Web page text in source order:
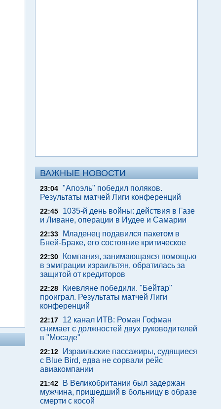
ВАЖНЫЕ НОВОСТИ
23:04 "Апоэль" победил поляков.
Результаты матчей Лиги конференций
22:45
1035-й день войны: действия в Газе
и Ливане, операции в Иудее и Самарии
22:33
Младенец подавился пакетом в
Бней-Браке, его состояние критическое
22:30
Компания, занимающаяся помощью
в эмиграции израильтян, обратилась за
защитой от кредиторов
22:28
Киевляне победили. "Бейтар"
проиграл. Результаты матчей Лиги
конференций
22:17
12 канал ИТВ: Роман Гофман
снимает с должностей двух руководителей
в "Мосаде"
22:12
Израильские пассажиры, судящиеся
с Blue Bird, едва не сорвали рейс
авиакомпании
21:42
В Великобритании был задержан
мужчина, пришедший в больницу в образе
смерти с косой